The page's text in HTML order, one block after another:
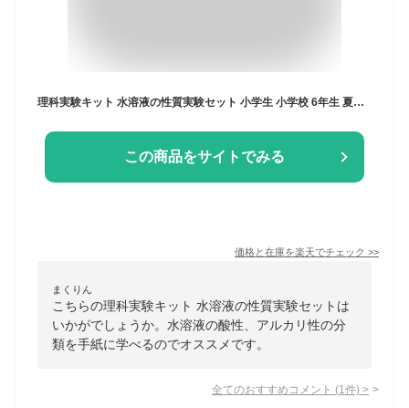
理科実験キット 水溶液の性質実験セット 小学生 小学校 6年生 夏休み 冬休み 自由研究 試験管 リトマス紙 金属板 ほうさん 石灰 教科書 準拠 予習 復習
この商品をサイトでみる
価格と在庫を楽天でチェック >>
まくりん
こちらの理科実験キット 水溶液の性質実験セットは
いかがでしょうか。水溶液の酸性、アルカリ性の分
類を手紙に学べるのでオススメです。
全てのおすすめコメント (1 件) >